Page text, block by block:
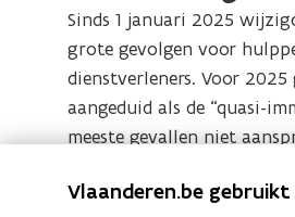
d
u
r
e
s
u
u
r
e
g
u
n
s
b
a
r
e
o
s
b
a
r
c
n
Sinds 1 januari 2025
grote gevolgen voor
dienstverleners. Voor
aangeduid als de “quasi-
meeste gevallen niet
e
Veel gestelde vragen
V
Vlaanderen.be